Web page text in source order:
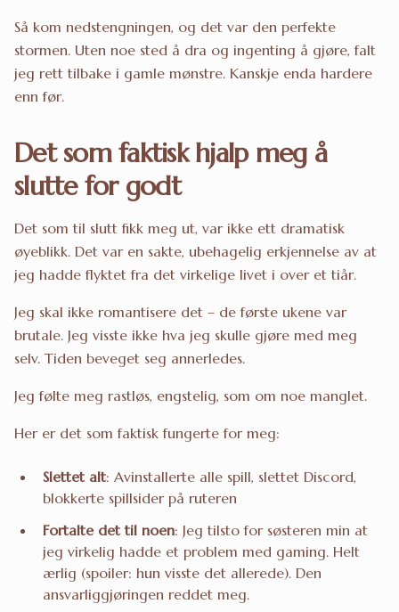
Så kom nedstengningen, og det var den perfekte
stormen. Uten noe sted å dra og ingenting å gjøre, falt
jeg rett tilbake i gamle mønstre. Kanskje enda hardere
enn før.
Det som faktisk hjalp meg å
slutte for godt
Det som til slutt fikk meg ut, var ikke ett dramatisk
øyeblikk. Det var en sakte, ubehagelig erkjennelse av at
jeg hadde flyktet fra det virkelige livet i over et tiår.
Jeg skal ikke romantisere det – de første ukene var
brutale. Jeg visste ikke hva jeg skulle gjøre med meg
selv. Tiden beveget seg annerledes.
Jeg følte meg rastløs, engstelig, som om noe manglet.
Her er det som faktisk fungerte for meg:
Slettet alt: Avinstallerte alle spill, slettet Discord,
blokkerte spillsider på ruteren
Fortalte det til noen: Jeg tilsto for søsteren min at
jeg virkelig hadde et problem med gaming. Helt
ærlig (spoiler: hun visste det allerede). Den
ansvarliggjøringen reddet meg.